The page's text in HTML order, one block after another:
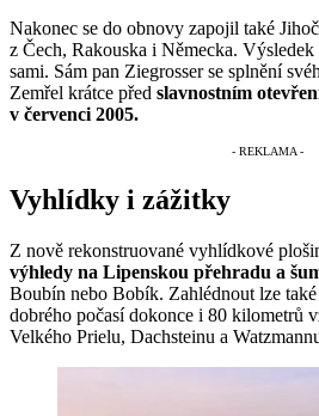
Nakonec se do obnovy zapojil také
z Čech, Rakouska i Německa.
sami. Sám pan Ziegrosser se splnění
Zemřel krátce před slavnostním
v červenci 2005.
Vyhlídky i zážitky
Z nově rekonstruované vyhlídkové
výhledy na Lipenskou přehradu a
Boubín nebo Bobík. Zahlédnout lze také
dobrého počasí dokonce i 80 kilometrů
Velkého Prielu, Dachsteinu a